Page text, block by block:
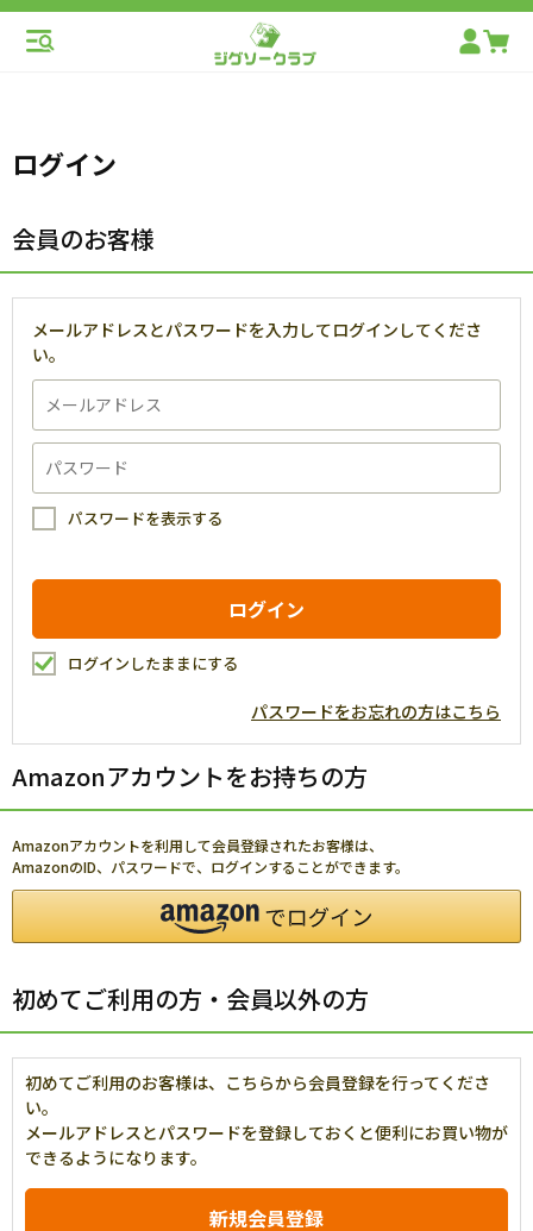
ログイン
会員のお客様
メールアドレスとパスワードを入力してログインしてくださ
い。
パスワードを表示する
ログインしたままにする
パスワードをお忘れの方はこちら
Amazonアカウントをお持ちの方
Amazonアカウントを利用して会員登録されたお客様は、
AmazonのID、パスワードで、ログインすることができます。
初めてご利用の方・会員以外の方
初めてご利用のお客様は、こちらから会員登録を行ってくださ
い。
メールアドレスとパスワードを登録しておくと便利にお買い物が
できるようになります。